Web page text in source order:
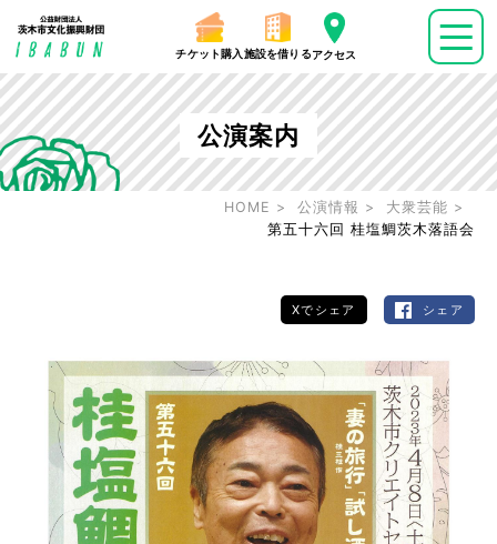
チケット購入 施設を借りるアクセス
公演案内
HOME 公演情報
大衆芸能
第五十六回 桂塩鯛茨木落語会
Xでシェア シェア